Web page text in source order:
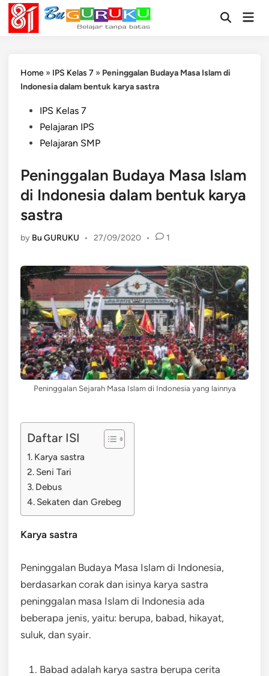
Skip
content
OpenMain
Home » IPS Kelas 7 » Peninggalan Budaya Masa Islam di
Indonesia dalam bentuk karya sastra
PostedIPS Kelas 7
Pelajaran IPS
Pelajaran SMP
Peninggalan Budaya Masa Islam
di Indonesia dalam bentuk karya
sastra
by Bu GURUKU • 27/09/2020 • 1
Peninggalan Sejarah Masa Islam di Indonesia yang lainnya
Daftar ISI
Karya sastra
Seni Tari
Debus
Sekaten dan Grebeg
Karya sastra
Peninggalan Budaya Masa Islam di Indonesia,
berdasarkan corak dan isinya karya sastra
peninggalan masa Islam di Indonesia ada
beberapa jenis, yaitu: berupa, babad, hikayat,
suluk, dan syair.
Babad adalah karya sastra berupa cerita